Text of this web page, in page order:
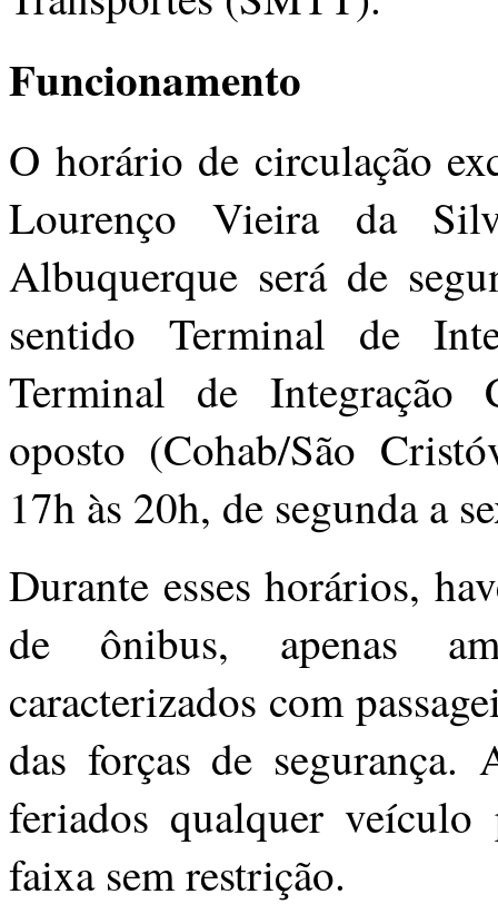
Funcionamento
O horário de circulação
Lourenço Vieira da
Albuquerque será de
sentido Terminal de
Terminal de Integração
oposto (Cohab/São
17h às 20h, de segunda a
Durante esses horários,
de ônibus, apenas
caracterizados com
das forças de segurança.
feriados qualquer veículo
faixa sem restrição.